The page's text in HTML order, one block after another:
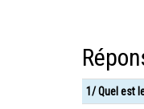
1/ Quel est